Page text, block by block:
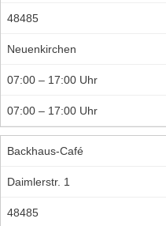
48485
Neuenkirchen
07:00 – 17:00 Uhr
07:00 – 17:00 Uhr
Backhaus-Café
Daimlerstr. 1
48485